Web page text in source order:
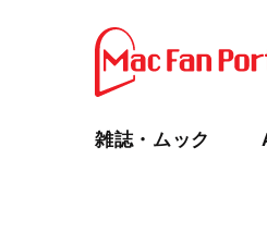
雑誌・ムック